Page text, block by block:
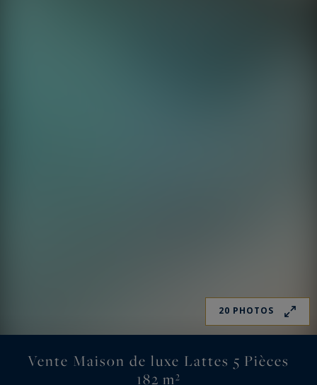
20 PHOTOS
Vente Maison de luxe Lattes 5 Pièces
182 m²